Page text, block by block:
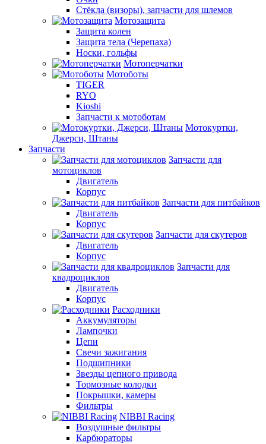
Стёкла (визоры), запчасти для шлемов
Мотозащита
Защита колен
Защита тела (Черепаха)
Носки, гольфы
Мотоперчатки
Мотоботы
TIGER
RYO
Kioshi
Запчасти к мотоботам
Мотокуртки,
Джерси, Штаны
Запчасти
Запчасти для
мотоциклов
Двигатель
Корпус
Запчасти для питбайков
Двигатель
Корпус
Запчасти для скутеров
Двигатель
Корпус
Запчасти для
квадроциклов
Двигатель
Корпус
Расходники
Аккумуляторы
Лампочки
Цепи
Свечи зажигания
Подшипники
Звезды цепного привода
Тормозные колодки
Покрышки, камеры
Фильтры
NIBBI Racing
Воздушные фильтры
Карбюраторы